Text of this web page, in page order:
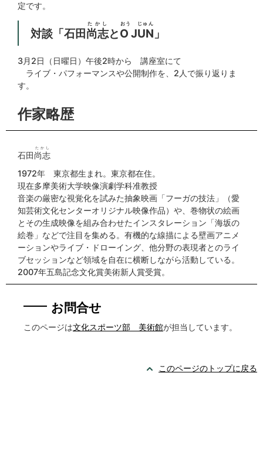
定です。
対談「石田尚志
たかし
とO JUN
おう じゅん
」
3月2日（日曜日）午後2時から 講座室にて
ライブ・パフォーマンスや公開制作を、2人で振り返りま
す。
作家略歴
石田尚志
たかし
1972年 東京都生まれ。東京都在住。
現在多摩美術大学映像演劇学科准教授
音楽の厳密な視覚化を試みた抽象映画「フーガの技法」（愛
知芸術文化センターオリジナル映像作品）や、巻物状の絵画
とその生成映像を組み合わせたインスタレーション「海坂の
絵巻」などで注目を集める。有機的な線描による壁画アニメ
ーションやライブ・ドローイング、他分野の表現者とのライ
ブセッションなど領域を自在に横断しながら活動している。
2007年五島記念文化賞美術新人賞受賞。
お問合せ
このページは文化スポーツ部 美術館が担当しています。
このページのトップに戻る